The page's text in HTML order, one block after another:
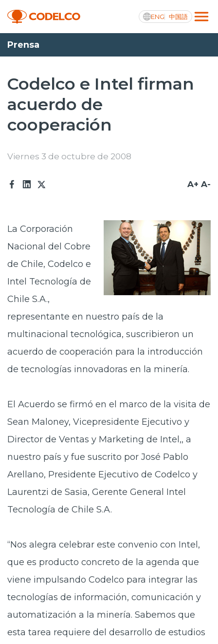
ENG 中国語
Transparencia activa
Nosotros
Operaciones
Innovación
Prensa
Trabaja en Codelco
Transparencia activa
Proveedores
Acceso trabajadores/as
Prensa
Codelco e Intel firman
acuerdo de
cooperación
Viernes 3 de octubre de 2008
A+ A-
La Corporación
Nacional del Cobre
de Chile, Codelco e
Intel Tecnología de
Chile S.A.,
representante en nuestro país de la
multinacional tecnológica, suscribieron un
acuerdo de cooperación para la introducción
de tecnologías innovadoras en la minería.
El Acuerdo se firmó en el marco de la visita de
Sean Maloney, Vicepresidente Ejecutivo y
Director de Ventas y Marketing de Intel,, a
nuestro país y fue suscrito por José Pablo
Arellano, Presidente Ejecutivo de Codelco y
Laurentzi de Sasia, Gerente General Intel
Tecnología de Chile S.A.
“Nos alegra celebrar este convenio con Intel,
que es producto concreto de la agenda que
viene impulsando Codelco para integrar las
tecnologías de información, comunicación y
automatización a la minería. Sabemos que
esta tarea requiere del desarrollo de estudios